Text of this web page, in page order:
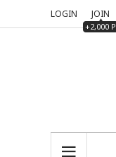
LOGIN JOIN
+2,000 P